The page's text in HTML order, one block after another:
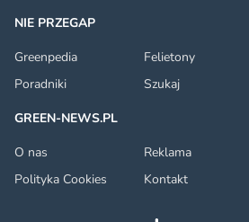
NIE PRZEGAP
Greenpedia
Felietony
Poradniki
Szukaj
GREEN-NEWS.PL
O nas
Reklama
Polityka Cookies
Kontakt